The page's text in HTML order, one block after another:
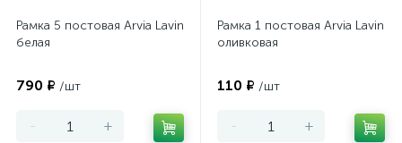
Рамка 5 постовая Arvia Lavin
белая
790 ₽ /шт
- +
Рамка 1 постовая Arvia Lavin
оливковая
110 ₽ /шт
- +